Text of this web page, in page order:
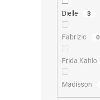
Dielle 3
Fabrizio 0
Frida Kahlo
Madisson